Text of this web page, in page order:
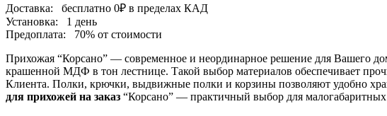
Доставка:
бесплатно 0₽ в пределах КАД
Установка:
1 день
Предоплата:
70% от стоимости
Прихожая “Корсано” — современное и неординарное решение для Вашего
крашенной МДФ в тон лестнице. Такой выбор материалов обеспечивает
Клиента. Полки, крючки, выдвижные полки и корзины позволяют удобно
для прихожей на заказ “Корсано” — практичный выбор для